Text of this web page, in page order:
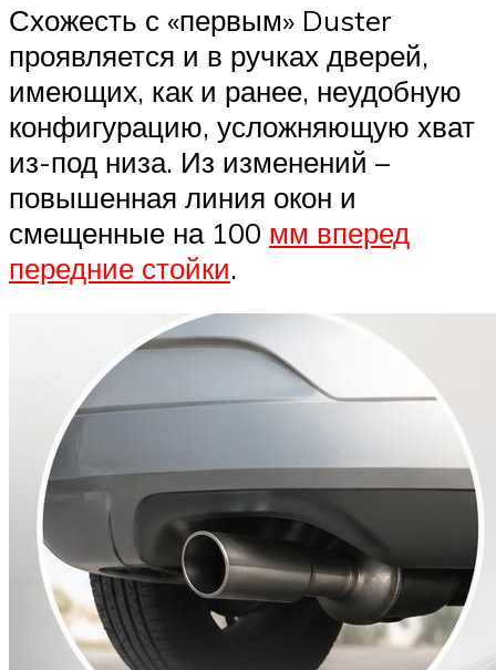
Схожесть с «первым» Duster
проявляется и в ручках дверей,
имеющих, как и ранее, неудобную
конфигурацию, усложняющую хват
из-под низа. Из изменений –
повышенная линия окон и
смещенные на 100 мм вперед
передние стойки.